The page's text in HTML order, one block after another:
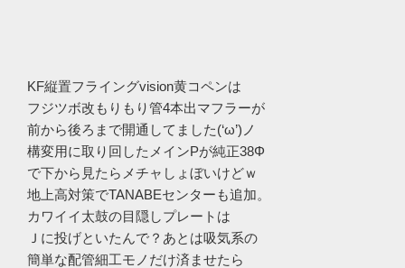
KF縦置フライングvision黄コペンは
フジツボ改もりもり管4本出マフラーが
前から後ろまで開通してました(‘ω’)ノ
構変用に取り回したメインPが純正38Φ
で下から見たらメチャしょぼいけどｗ
地上高対策でTANABEセンターも追加。
カワイイ太鼓の目隠しプレートは
Ｊに投げといたんで？あとは吸気系の
簡単な配管細工モノだけ済ませたら